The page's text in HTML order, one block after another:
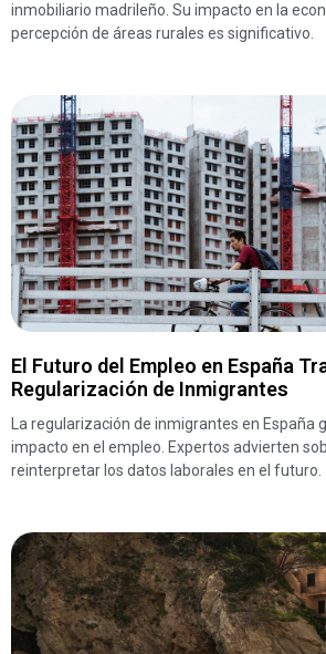
inmobiliario madrileño. Su impacto en la
percepción de áreas rurales es significativo.
El Futuro del Empleo en España
Regularización de Inmigrantes
La regularización de inmigrantes en España
impacto en el empleo. Expertos advierten
reinterpretar los datos laborales en el futuro.